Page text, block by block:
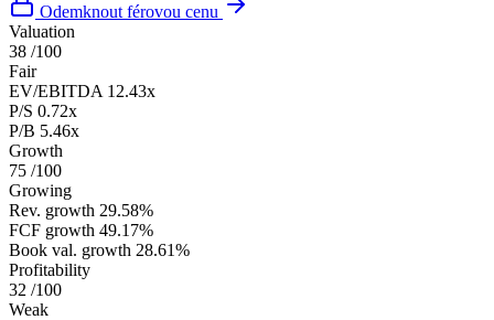
Odemknout férovou cenu
Valuation
38 /100
Fair
EV/EBITDA 12.43x
P/S 0.72x
P/B 5.46x
Growth
75 /100
Growing
Rev. growth 29.58%
FCF growth 49.17%
Book val. growth 28.61%
Profitability
32 /100
Weak